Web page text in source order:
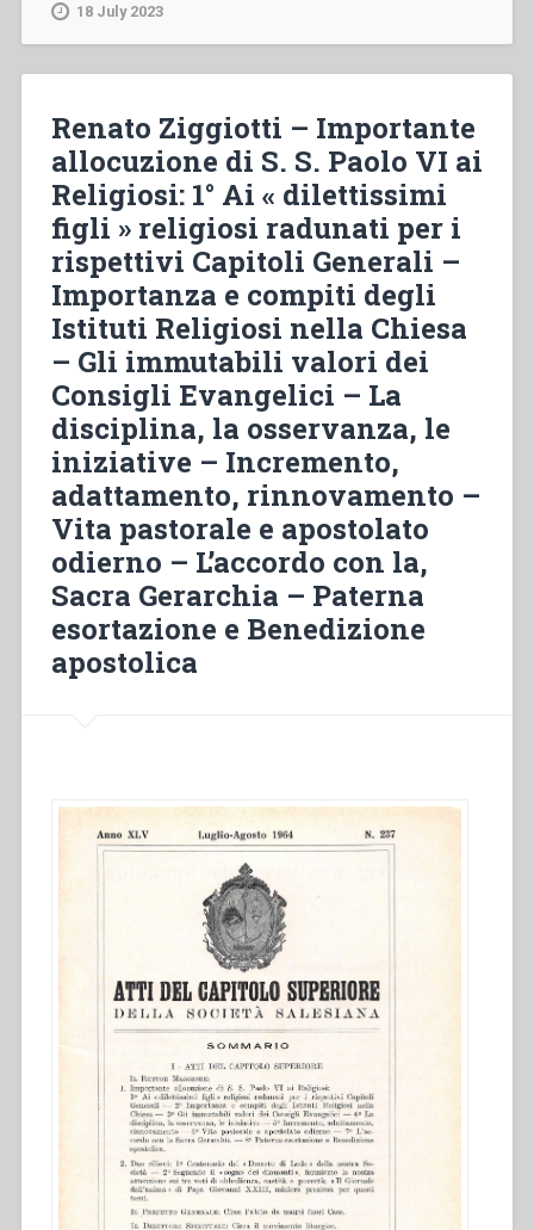
consigli.”
18 July 2023
Renato Ziggiotti – Importante
allocuzione di S. S. Paolo VI ai
Religiosi: 1° Ai « dilettissimi
figli » religiosi radunati per i
rispettivi Capitoli Generali –
Importanza e compiti degli
Istituti Religiosi nella Chiesa
– Gli immutabili valori dei
Consigli Evangelici – La
disciplina, la osservanza, le
iniziative – Incremento,
adattamento, rinnovamento –
Vita pastorale e apostolato
odierno – L’accordo con la,
Sacra Gerarchia – Paterna
esortazione e Benedizione
apostolica